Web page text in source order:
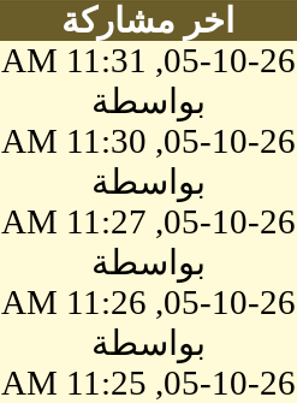
اخر مشاركة
05-10-26, 11:31 AM
بواسطة
05-10-26, 11:30 AM
بواسطة
05-10-26, 11:27 AM
بواسطة
05-10-26, 11:26 AM
بواسطة
05-10-26, 11:25 AM